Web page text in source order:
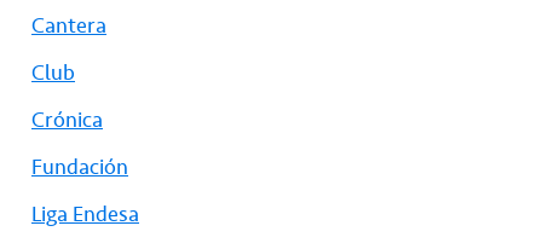
Cantera
Club
Crónica
Fundación
Liga Endesa